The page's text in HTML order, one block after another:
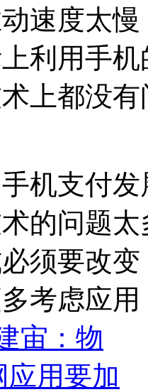
速度太
利用手
上都没
机支付
的问题
须要改
考虑应